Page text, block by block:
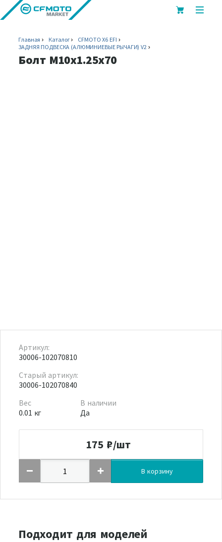
Главная Каталог
CFMOTO X6 EFI
ЗАДНЯЯ ПОДВЕСКА (АЛЮМИНИЕВЫЕ РЫЧАГИ) V2
Болт M10x1.25x70
Артикул:
30006-102070810
Старый артикул:
30006-102070840
Вес
0.01 кг
В наличии
Да
175 ₽/шт
В корзину
Подходит для моделей